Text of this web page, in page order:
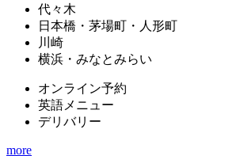
代々木
日本橋・茅場町・人形町
川崎
横浜・みなとみらい
オンライン予約
英語メニュー
デリバリー
more